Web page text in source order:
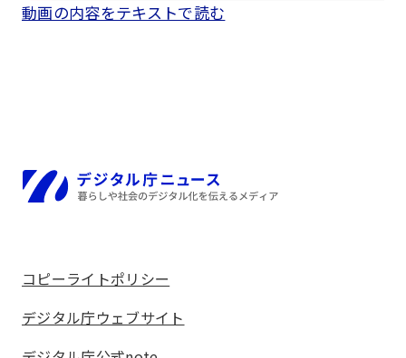
動画の内容をテキストで読む
ホーム
コピーライトポリシー
デジタル庁ウェブサイト